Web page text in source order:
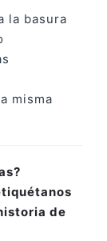
la basura
misma
de